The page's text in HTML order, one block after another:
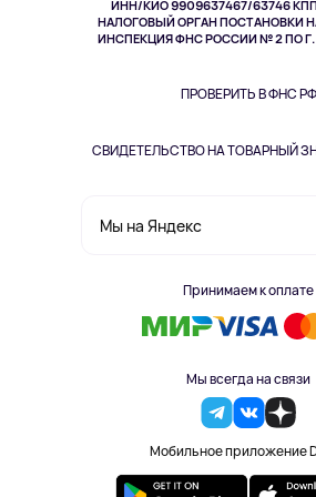
ИНН/КИО 9909637467/63746
НАЛОГОВЫЙ ОРГАН ПОСТАНОВКИ
ИНСПЕКЦИЯ ФНС РОССИИ № 2 ПО
ПРОВЕРИТЬ В ФНС РФ
СВИДЕТЕЛЬСТВО НА ТОВАРНЫЙ
Мы на Яндекс
Принимаем к оплате
Мы всегда на связи
Мобильное приложение
Здоровье питомцев
Одежда и аксессуары